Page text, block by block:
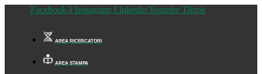
Facebook-f Instagram Linkedin Youtube Tiktok
AREA RICERCATORI
AREA STAMPA